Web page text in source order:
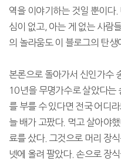
역을 이야기하는 것일 뿐이다
심이 없고, 아는 게 없는 사람
의 놀라움도 이 블로그의 탄생
본론으로 돌아가서 신인가수
10년을 무명가수로 살았다는
를 부를 수 있다면 전국 어디
늘 배가 고팠다. 먹고 살아야
료를 샀다. 그것으로 머리 장
넷에 올려 팔았다. 손으로 장